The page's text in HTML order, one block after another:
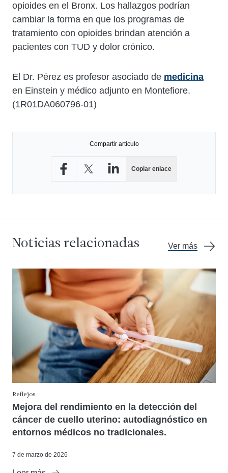
opioides en el Bronx. Los hallazgos podrían
cambiar la forma en que los programas de
tratamiento con opioides brindan atención a
pacientes con TUD y dolor crónico.
El Dr. Pérez es profesor asociado de medicina
en Einstein y médico adjunto en Montefiore.
(1R01DA060796-01)
Compartir artículo
Copiar enlace
Noticias relacionadas Ver más
Reflejos
Mejora del rendimiento en la detección del
cáncer de cuello uterino: autodiagnóstico en
entornos médicos no tradicionales.
7 de marzo de 2026